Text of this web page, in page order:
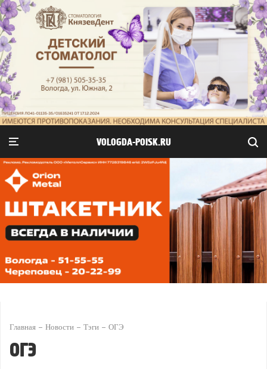
VOLOGDA-POISK.RU
Главная Новости Тэги ОГЭ
ОГЭ